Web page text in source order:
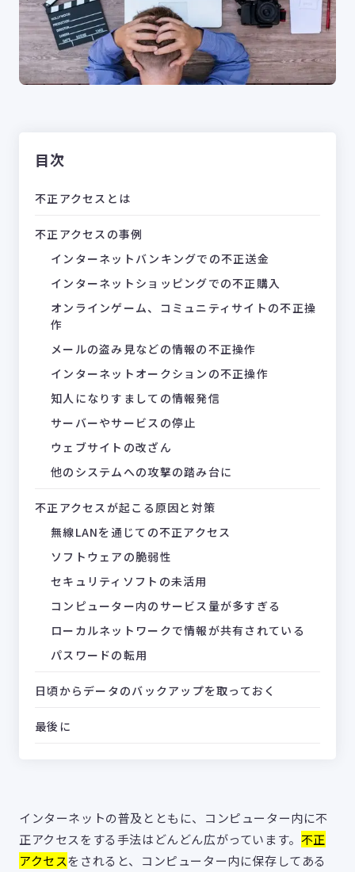
目次
不正アクセスとは
不正アクセスの事例
インターネットバンキングでの不正送金
インターネットショッピングでの不正購入
オンラインゲーム、コミュニティサイトの不正操
作
メールの盗み見などの情報の不正操作
インターネットオークションの不正操作
知人になりすましての情報発信
サーバーやサービスの停止
ウェブサイトの改ざん
他のシステムへの攻撃の踏み台に
不正アクセスが起こる原因と対策
無線LANを通じての不正アクセス
ソフトウェアの脆弱性
セキュリティソフトの未活用
コンピューター内のサービス量が多すぎる
ローカルネットワークで情報が共有されている
パスワードの転用
日頃からデータのバックアップを取っておく
最後に
インターネットの普及とともに、コンピューター内に不
正アクセスをする手法はどんどん広がっています。 不正
アクセスをされると、コンピューター内に保存してある